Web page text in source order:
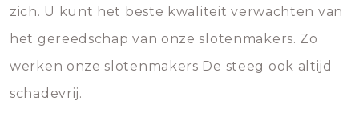
zich. U kunt het beste kwaliteit verwachten van
het gereedschap van onze slotenmakers. Zo
werken onze slotenmakers De steeg ook altijd
schadevrij.